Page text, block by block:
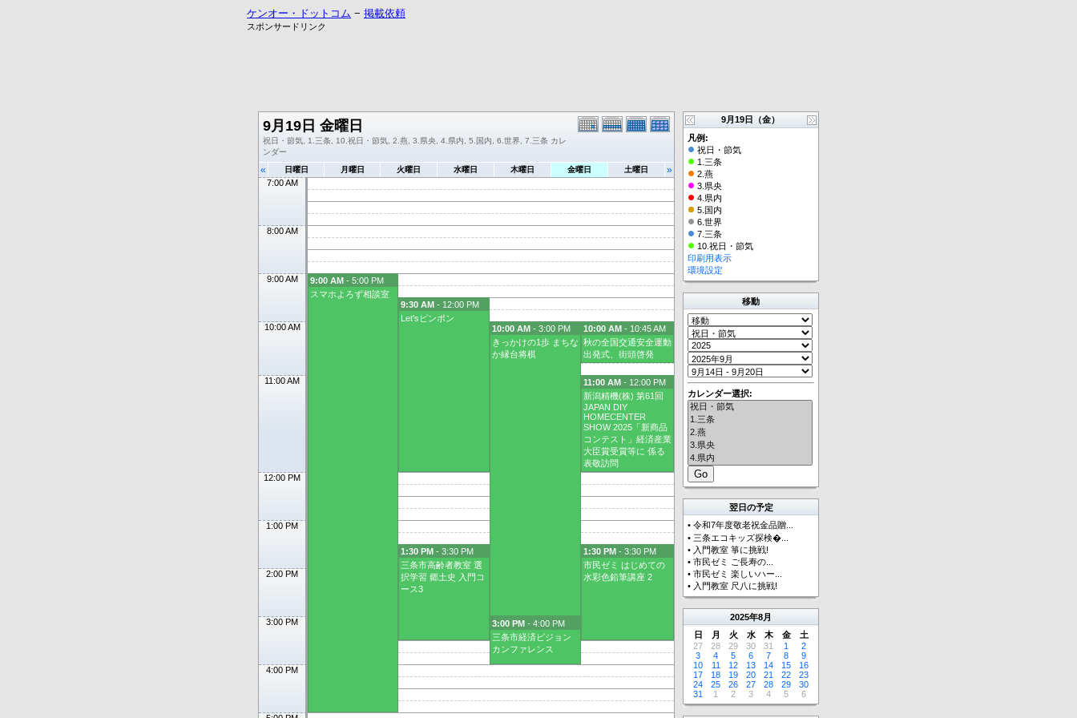
ケンオー・ドットコム − 掲載依頼
スポンサードリンク
9月19日 金曜日
祝日・節気, 1.三条, 10.祝日・節気, 2.燕, 3.県央, 4.県内, 5.国内, 6.世界, 7.三条 カレ
ンダー
« 日曜日 月曜日 火曜日 水曜日 木曜日 金曜日 土曜日 »
7:00 AM
8:00 AM
9:00 AM 9:00 AM - 5:00 PM
スマホよろず相談室
9:30 AM - 12:00 PM
Let'sピンポン
10:00 AM
10:00 AM - 3:00 PM
きっかけの1歩 まちな
か縁台将棋
10:00 AM - 10:45 AM
秋の全国交通安全運動
出発式、街頭啓発
11:00 AM 11:00 AM - 12:00 PM
新潟精機(株) 第61回
JAPAN DIY
HOMECENTER
SHOW 2025「新商品
コンテスト」経済産業
大臣賞受賞等に 係る
表敬訪問
12:00 PM
1:00 PM
1:30 PM - 3:30 PM
三条市高齢者教室 選
択学習 郷土史 入門コ
ース3
1:30 PM - 3:30 PM
市民ゼミ はじめての
水彩色鉛筆講座 2
2:00 PM
3:00 PM 3:00 PM - 4:00 PM
三条市経済ビジョン
カンファレンス
4:00 PM
9月19日（金）
凡例:
祝日・節気
1.三条
2.燕
3.県央
4.県内
5.国内
6.世界
7.三条
10.祝日・節気
印刷用表示
環境設定
移動
カレンダー選択:
翌日の予定
• 令和7年度敬老祝金品贈...
• 三条エコキッズ探検�...
• 入門教室 箏に挑戦!
• 市民ゼミ ご長寿の...
• 市民ゼミ 楽しいハー...
• 入門教室 尺八に挑戦!
2025年8月
日
月 火 水 木 金
土
27
28 29 30 31 1
2
3
4 5 6 7 8
9
10
11 12 13 14 15
16
17
18 19 20 21 22
23
24
25 26 27 28 29
30
31
1 2 3 4 5 6